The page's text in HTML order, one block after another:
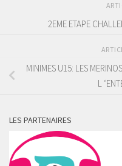
2EME ETAPE
MINIMES U15: LES
L
LES PARTENAIRES